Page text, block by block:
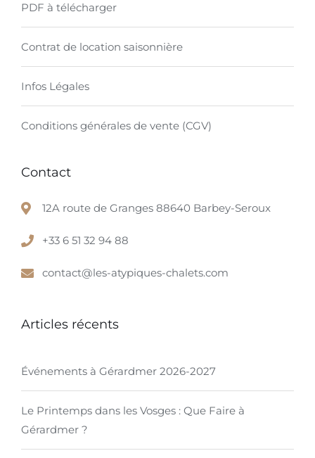
PDF à télécharger
Contrat de location saisonnière
Infos Légales
Conditions générales de vente (CGV)
Contact
12A route de Granges 88640 Barbey-Seroux
+33 6 51 32 94 88
contact@les-atypiques-chalets.com
Articles récents
Événements à Gérardmer 2026-2027
Le Printemps dans les Vosges : Que Faire à
Gérardmer ?